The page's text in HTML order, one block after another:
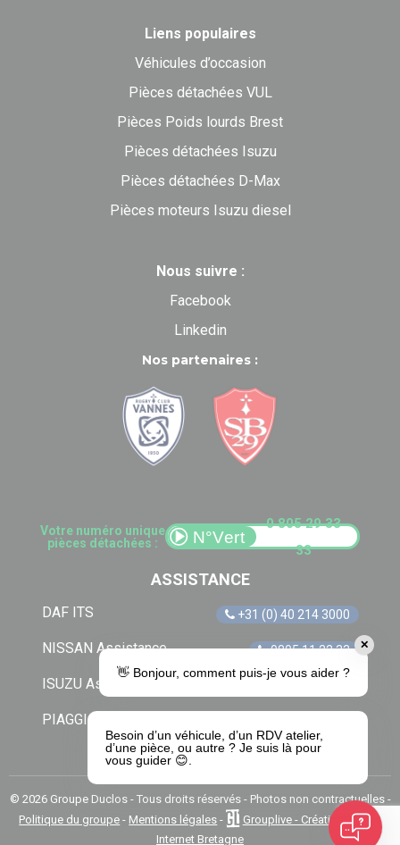
Liens populaires
Véhicules d’occasion
Pièces détachées VUL
Pièces Poids lourds Brest
Pièces détachées Isuzu
Pièces détachées D-Max
Pièces moteurs Isuzu diesel
Nous suivre :
Facebook
Linkedin
Nos partenaires :
Votre numéro unique
pièces détachées :
0 805 29 33
33
ASSISTANCE
DAF ITS +31 (0) 40 214 3000
NISSAN Assistance 0805 11 22 33
ISUZU Assistance
PIAGGIO Assistance
© 2026 Groupe Duclos - Tous droits réservés - Photos non contractuelles -
Politique du groupe - Mentions légales -
Grouplive - Création de site
Internet Bretagne
✕
👋 Bonjour, comment puis-je vous aider ?
Besoin d’un véhicule, d’un RDV atelier,
d’une pièce, ou autre ? Je suis là pour
vous guider 😊.